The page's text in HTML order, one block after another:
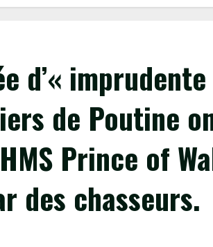
d’«
de Poutine
Prince of
des chasseurs.